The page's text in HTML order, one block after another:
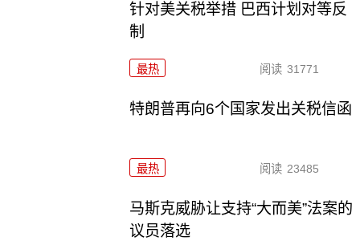
针对美关税举措 巴西计划对等反
制
最热 阅读 31771
特朗普再向6个国家发出关税信函
最热 阅读 23485
马斯克威胁让支持“大而美”法案的
议员落选